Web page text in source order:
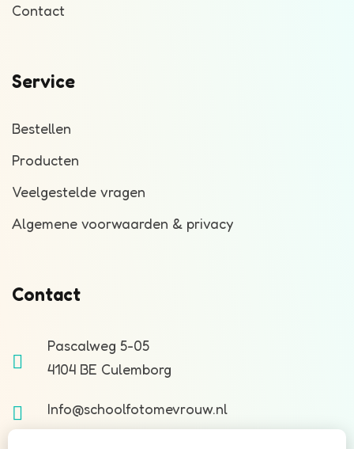
Contact
Service
Bestellen
Producten
Veelgestelde vragen
Algemene voorwaarden & privacy
Contact
Pascalweg 5-05
4104 BE Culemborg
Info@schoolfotomevrouw.nl